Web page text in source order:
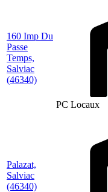
160 Imp Du
Passe
Temps,
Salviac
(46340)
PC Locaux
Palazat,
Salviac
(46340)